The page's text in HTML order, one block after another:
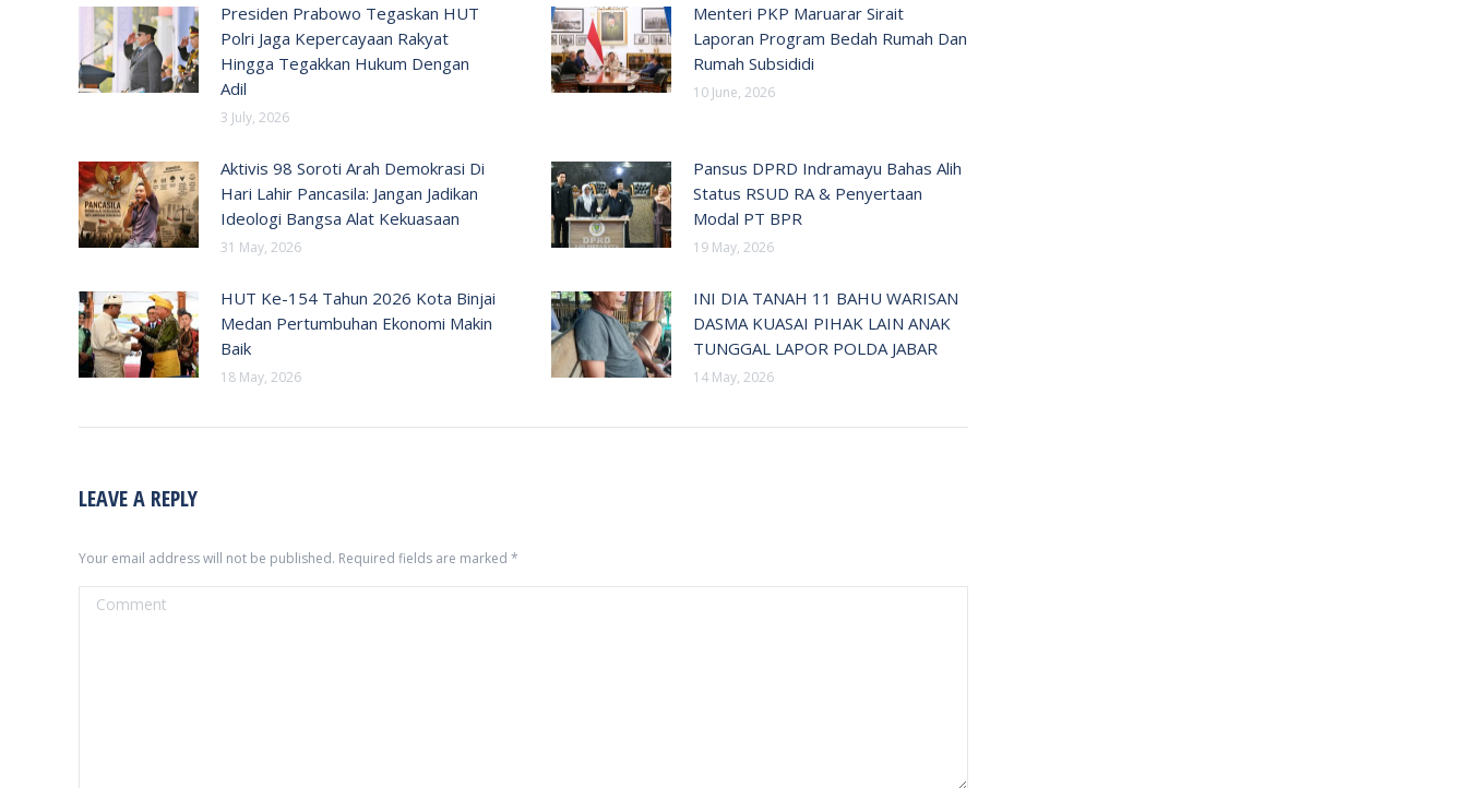
Presiden Prabowo Tegaskan HUT
Polri Jaga Kepercayaan Rakyat
Hingga Tegakkan Hukum Dengan
Adil
3 July, 2026
Menteri PKP Maruarar Sirait
Laporan Program Bedah Rumah Dan
Rumah Subsididi
10 June, 2026
Aktivis 98 Soroti Arah Demokrasi Di
Hari Lahir Pancasila: Jangan Jadikan
Ideologi Bangsa Alat Kekuasaan
31 May, 2026
Pansus DPRD Indramayu Bahas Alih
Status RSUD RA & Penyertaan
Modal PT BPR
19 May, 2026
HUT Ke-154 Tahun 2026 Kota Binjai
Medan Pertumbuhan Ekonomi Makin
Baik
18 May, 2026
INI DIA TANAH 11 BAHU WARISAN
DASMA KUASAI PIHAK LAIN ANAK
TUNGGAL LAPOR POLDA JABAR
14 May, 2026
LEAVE A REPLY
Your email address will not be published. Required fields are marked *
Comment